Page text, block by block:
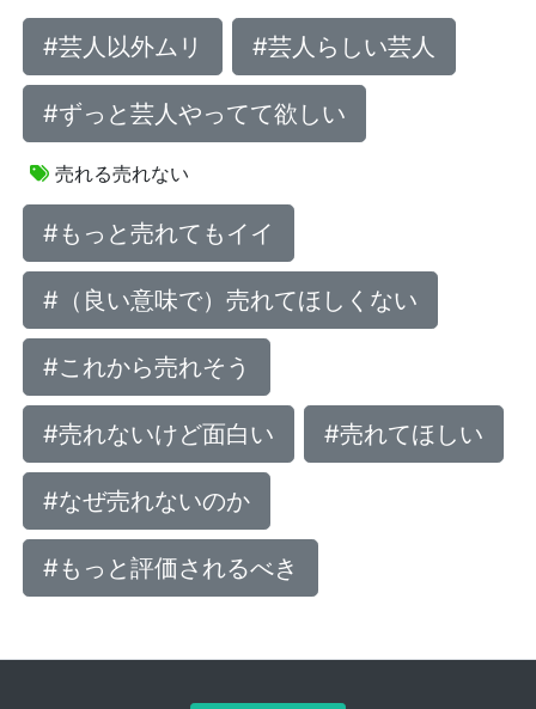
#芸人以外ムリ #芸人らしい芸人
#ずっと芸人やってて欲しい
売れる売れない
#もっと売れてもイイ
#（良い意味で）売れてほしくない
#これから売れそう
#売れないけど面白い #売れてほしい
#なぜ売れないのか
#もっと評価されるべき